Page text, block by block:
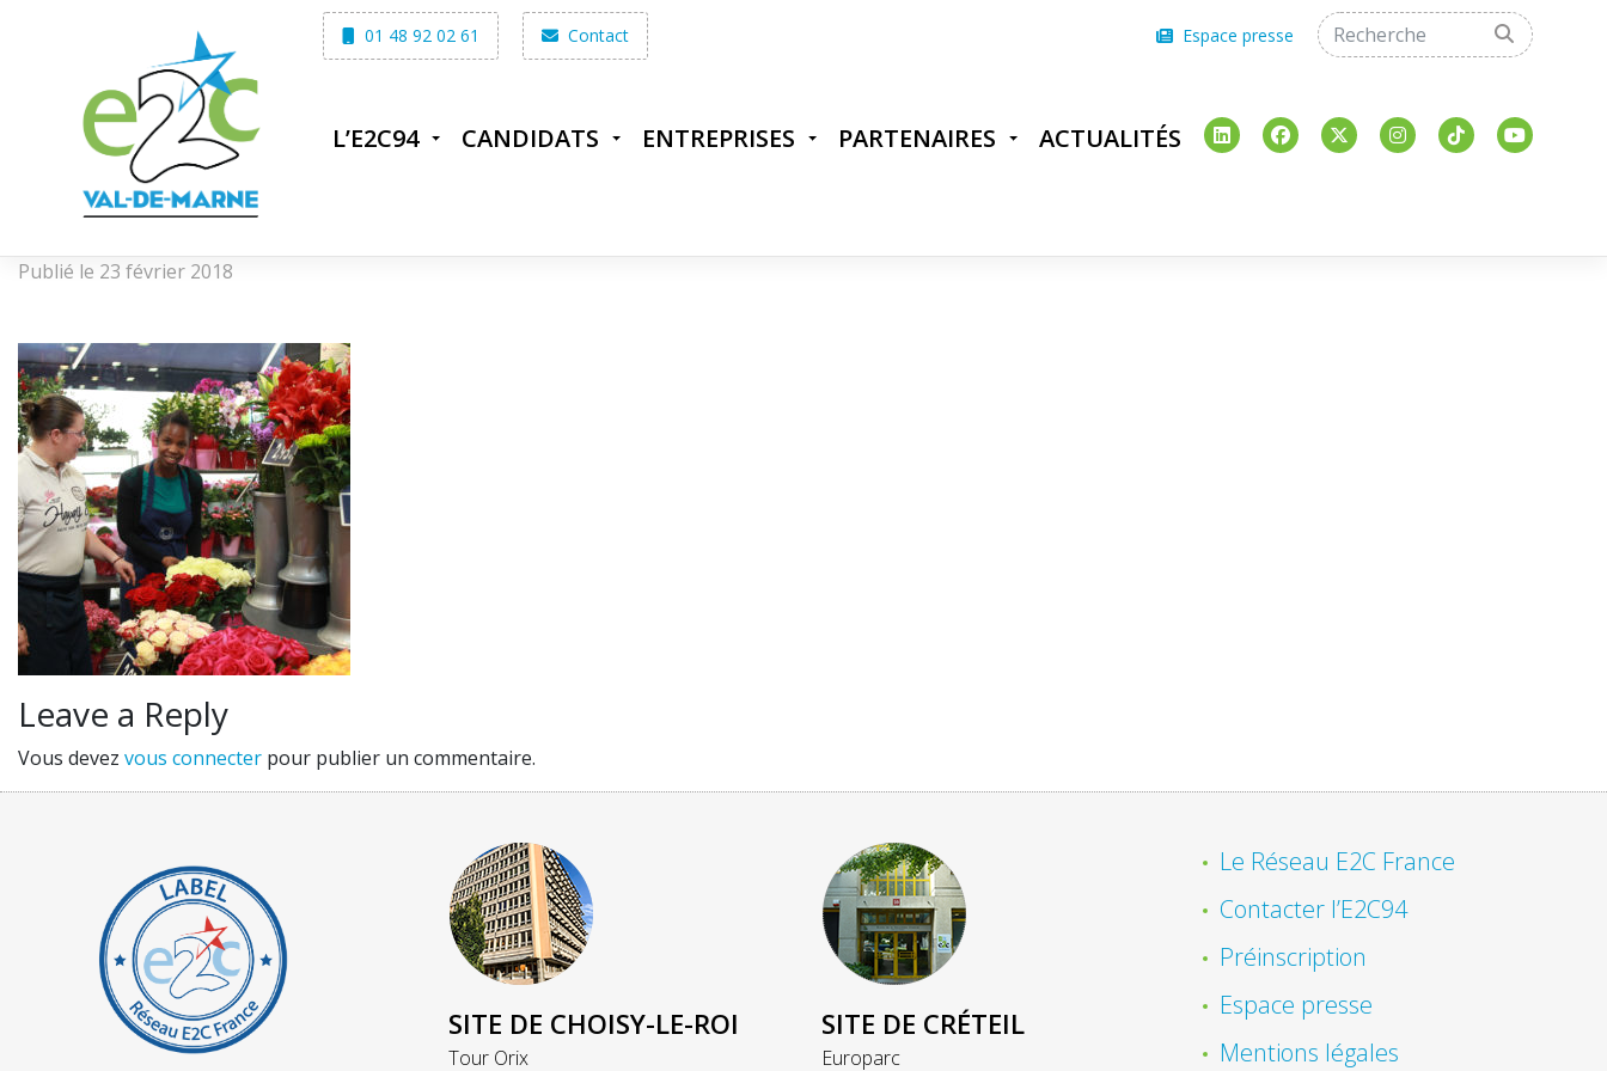
01 48 92 02 61 Contact Espace presse
L’E2C94 CANDIDATS ENTREPRISES PARTENAIRES ACTUALITÉS
Publié le 23 février 2018
Leave a Reply
Vous devez vous connecter pour publier un commentaire.
SITE DE CHOISY-LE-ROI
Tour Orix
SITE DE CRÉTEIL
Europarc
Le Réseau E2C France
Contacter l’E2C94
Préinscription
Espace presse
Mentions légales